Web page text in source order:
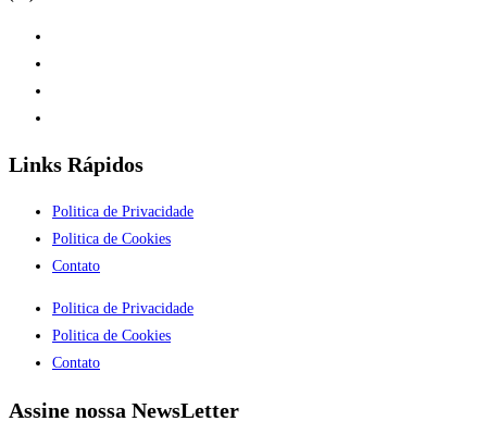
Links Rápidos
Politica de Privacidade
Politica de Cookies
Contato
Politica de Privacidade
Politica de Cookies
Contato
Assine nossa NewsLetter